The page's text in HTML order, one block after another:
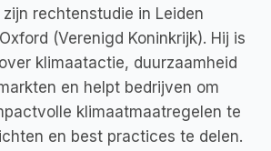
rechtenstudie in Leiden
(Verenigd Koninkrijk). Hij is
klimaatactie, duurzaamheid
en helpt bedrijven om
klimaatmaatregelen te
en best practices te delen.